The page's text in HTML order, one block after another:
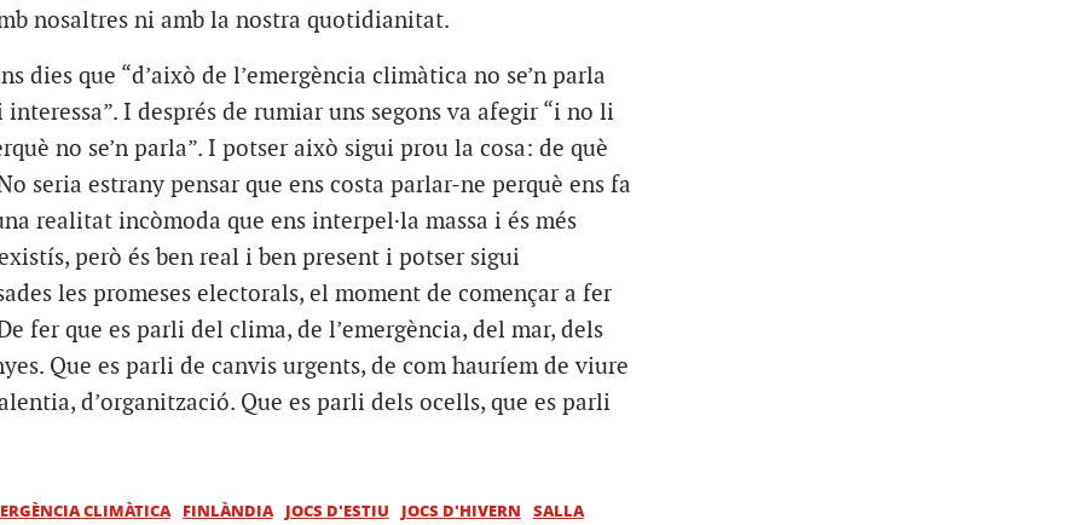
nosaltres ni amb la nostra quotidianitat.
dies que “d’això de l’emergència climàtica no se’n parla
I després de rumiar uns segons va afegir “i no li
no se’n parla”. I potser això sigui prou la cosa: de què
seria estrany pensar que ens costa parlar-ne perquè ens fa
realitat incòmoda que ens interpel·la massa i és més
però és ben real i ben present i potser sigui
les promeses electorals, el moment de començar a fer
fer que es parli del clima, de l’emergència, del mar, dels
Que es parli de canvis urgents, de com hauríem de viure
d’organització. Que es parli dels ocells, que es parli
CLIMÀTICA FINLÀNDIA JOCS D'ESTIU JOCS D'HIVERN SALLA